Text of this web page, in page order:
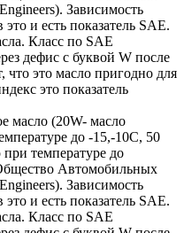
Зависимость
и есть показатель SAE.
Класс по SAE
дефис с буквой W после
это масло пригодно для
это показатель
масло (20W- масло
до -15,-10С, 50
температуре до
Автомобильных
Зависимость
и есть показатель SAE.
Класс по SAE